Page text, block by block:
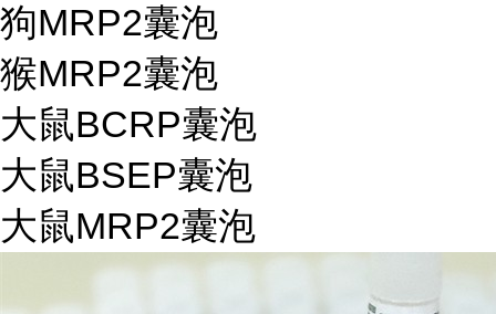
狗MRP2囊泡
猴MRP2囊泡
大鼠BCRP囊泡
大鼠BSEP囊泡
大鼠MRP2囊泡